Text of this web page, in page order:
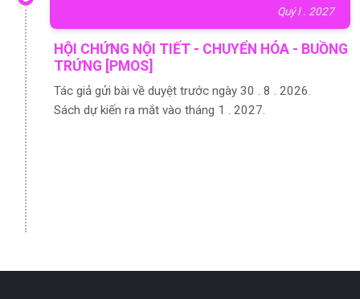
Quý I . 2027
HỘI CHỨNG NỘI TIẾT - CHUYỂN HÓA - BUỒNG
TRỨNG [PMOS]
Tác giả gửi bài về duyệt trước ngày 30 . 8 . 2026.
Sách dự kiến ra mắt vào tháng 1 . 2027.